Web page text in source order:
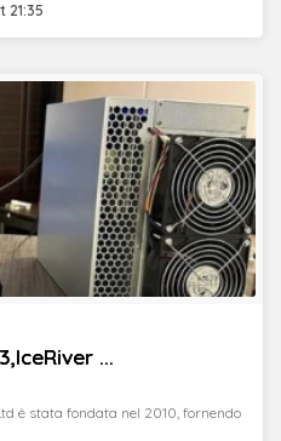
21:35
...
è stata fondata nel 2010, fornendo